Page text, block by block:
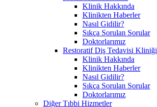
Klinik Hakkında
Klinikten Haberler
Nasıl Gidilir?
Sıkça Sorulan Sorular
Doktorlarımız
Restoratif Diş Tedavisi Kliniği
Klinik Hakkında
Klinikten Haberler
Nasıl Gidilir?
Sıkça Sorulan Sorular
Doktorlarımız
Diğer Tıbbi Hizmetler